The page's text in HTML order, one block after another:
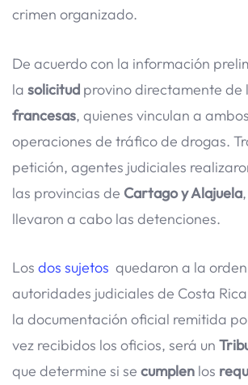
crimen organizado.
De acuerdo con la información
la solicitud provino directamente de
francesas, quienes vinculan a
operaciones de tráfico de drogas.
petición, agentes judiciales
las provincias de Cartago y Alajuela
llevaron a cabo las detenciones.
Los dos sujetos quedaron a la
autoridades judiciales de Costa
la documentación oficial remitida
vez recibidos los oficios, será un
que determine si se cumplen los